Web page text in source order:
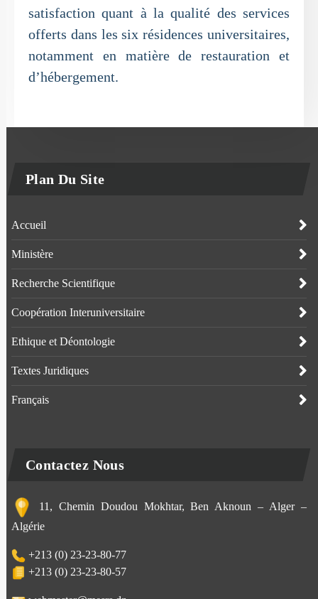
satisfaction quant à la qualité des services
offerts dans les six résidences universitaires,
notamment en matière de restauration et
d’hébergement.
Plan Du Site
Accueil
Ministère
Recherche Scientifique
Coopération Interuniversitaire
Ethique et Déontologie
Textes Juridiques
Français
Contactez Nous
11, Chemin Doudou Mokhtar, Ben Aknoun – Alger –
Algérie
+213 (0) 23-23-80-77
+213 (0) 23-23-80-57